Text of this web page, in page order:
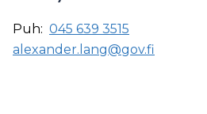
Puh: 045 639 3515
alexander.lang@gov.fi